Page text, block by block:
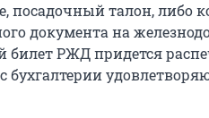
посадочный талон, либо
документа на
РЖД придется
бухгалтерии